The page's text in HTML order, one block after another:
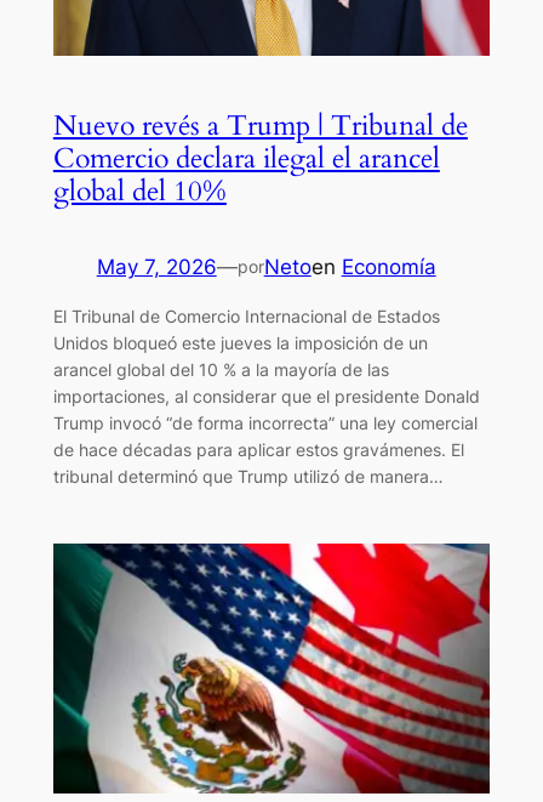
Nuevo revés a Trump | Tribunal de
Comercio declara ilegal el arancel
global del 10%
May 7, 2026—porNetoen Economía
El Tribunal de Comercio Internacional de Estados
Unidos bloqueó este jueves la imposición de un
arancel global del 10 % a la mayoría de las
importaciones, al considerar que el presidente Donald
Trump invocó “de forma incorrecta” una ley comercial
de hace décadas para aplicar estos gravámenes. El
tribunal determinó que Trump utilizó de manera…